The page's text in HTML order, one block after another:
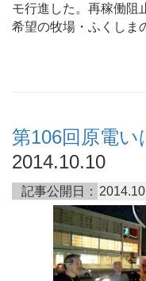
モ行進した。再稼働阻
希望の牧場・ふくしま
第106回原電
2014.10.10
記事公開日：